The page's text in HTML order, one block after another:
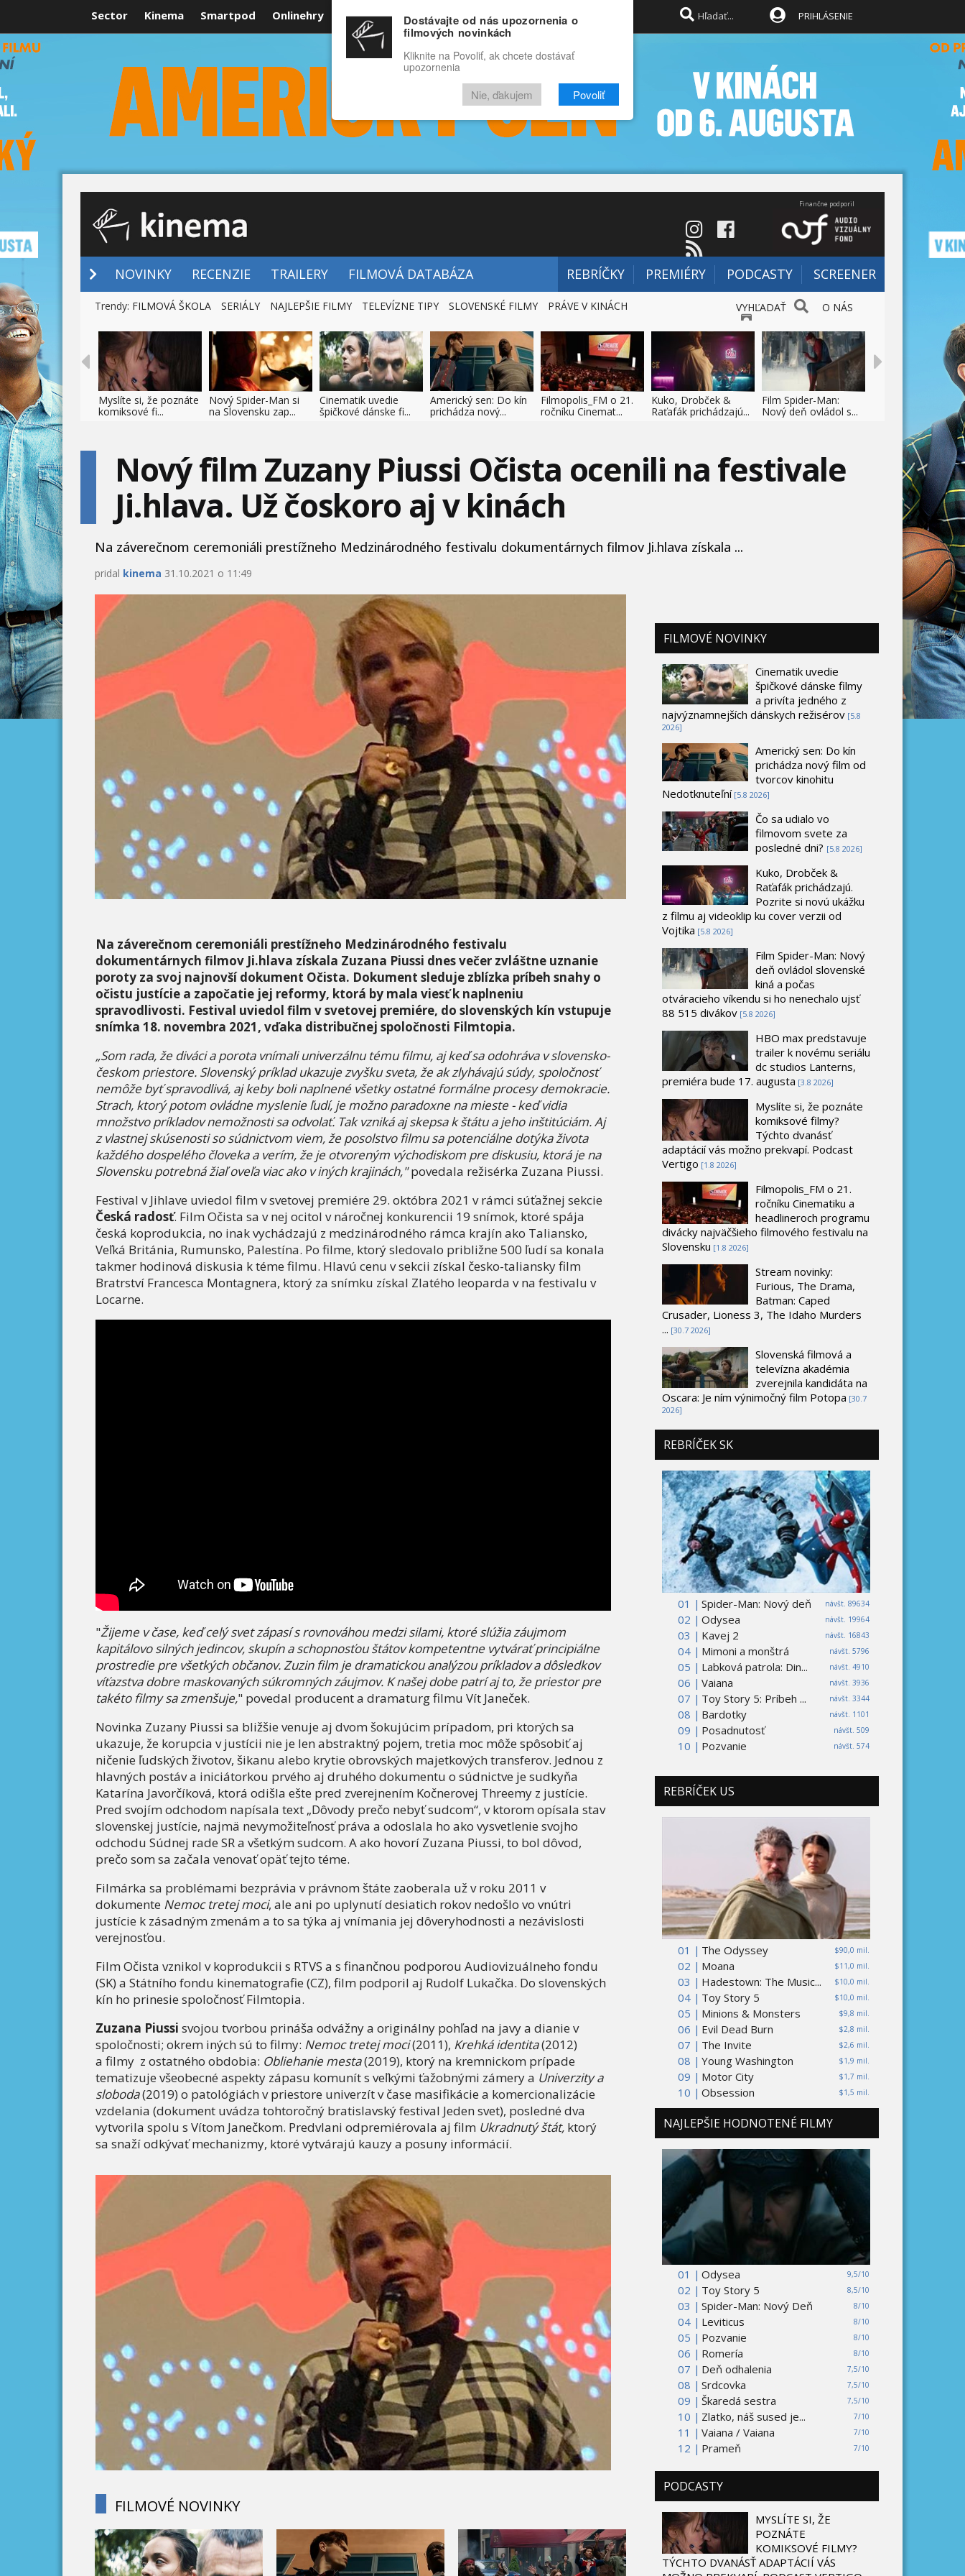
Sector Kinema Smartpod Onlinehry Rozprávky Funny Docu
RECENZIE VIDEÁ FILMY
PRIHLÁSENIE
Finančne podporil
NOVINKY RECENZIE TRAILERY FILMOVÁ DATABÁZA REBRÍČKY PREMIÉRY PODCASTY SCREENER
VYHĽADAŤ O NÁS
Trendy: FILMOVÁ ŠKOLA SERIÁLY NAJLEPŠIE FILMY TELEVÍZNE TIPY SLOVENSKÉ FILMY PRÁVE V KINÁCH
Myslíte si, že poznáte
komiksové fi...
Nový Spider-Man si
na Slovensku zap...
Cinematik uvedie
špičkové dánske fi...
Americký sen: Do kín
prichádza nový...
Filmopolis_FM o 21.
ročníku Cinemat...
Kuko, Drobček &
Raťafák prichádzajú...
Film Spider-Man:
Nový deň ovládol s...
Nový film Zuzany Piussi Očista ocenili na festivale
Ji.hlava. Už čoskoro aj v kinách
Na záverečnom ceremoniáli prestížneho Medzinárodného festivalu dokumentárnych filmov Ji.hlava získala ...
pridal kinema 31.10.2021 o 11:49
Na záverečnom ceremoniáli prestížneho Medzinárodného festivalu
dokumentárnych filmov Ji.hlava získala Zuzana Piussi dnes večer zvláštne uznanie
poroty za svoj najnovší dokument Očista. Dokument sleduje zblízka príbeh snahy o
očistu justície a započatie jej reformy, ktorá by mala viesť k naplneniu
spravodlivosti. Festival uviedol film v svetovej premiére, do slovenských kín vstupuje
snímka 18. novembra 2021, vďaka distribučnej spoločnosti Filmtopia.
„Som rada, že diváci a porota vnímali univerzálnu tému filmu, aj keď sa odohráva v slovensko-
českom priestore. Slovenský príklad ukazuje zvyšku sveta, že ak zlyhávajú súdy, spoločnosť
nemôže byť spravodlivá, aj keby boli naplnené všetky ostatné formálne procesy demokracie.
Strach, ktorý potom ovládne myslenie ľudí, je možno paradoxne na mieste - keď vidia
množstvo príkladov nemožnosti sa odvolať. Tak vzniká aj skepsa k štátu a jeho inštitúciám. Aj
z vlastnej skúsenosti so súdnictvom viem, že posolstvo filmu sa potenciálne dotýka života
každého dospelého človeka a verím, že je otvoreným východiskom pre diskusiu, ktorá je na
Slovensku potrebná žiaľ oveľa viac ako v iných krajinách,"povedala režisérka Zuzana Piussi.
Festival v Jihlave uviedol film v svetovej premiére 29. októbra 2021 v rámci súťažnej sekcie
Česká radosť. Film Očista sa v nej ocitol v náročnej konkurencii 19 snímok, ktoré spája
česká koprodukcia, no inak vychádzajú z medzinárodného rámca krajín ako Taliansko,
Veľká Británia, Rumunsko, Palestína. Po filme, ktorý sledovalo približne 500 ľudí sa konala
takmer hodinová diskusia k téme filmu. Hlavú cenu v sekcii získal česko-taliansky film
Bratrství Francesca Montagnera, ktorý za snímku získal Zlatého leoparda v na festivalu v
Locarne.
"Žijeme v čase, keď celý svet zápasí s rovnováhou medzi silami, ktoré slúžia záujmom
kapitálovo silných jedincov, skupín a schopnosťou štátov kompetentne vytvárať principiálne
prostredie pre všetkých občanov. Zuzin film je dramatickou analýzou príkladov a dôsledkov
víťazstva dobre maskovaných súkromných záujmov. K našej dobe patrí aj to, že priestor pre
takéto filmy sa zmenšuje," povedal producent a dramaturg filmu Vít Janeček.
Novinka Zuzany Piussi sa bližšie venuje aj dvom šokujúcim prípadom, pri ktorých sa
ukazuje, že korupcia v justícii nie je len abstraktný pojem, tretia moc môže spôsobiť aj
ničenie ľudských životov, šikanu alebo krytie obrovských majetkových transferov. Jednou z
hlavných postáv a iniciátorkou prvého aj druhého dokumentu o súdnictve je sudkyňa
Katarína Javorčíková, ktorá odišla ešte pred zverejnením Kočnerovej Threemy z justície.
Pred svojím odchodom napísala text „Dôvody prečo nebyť sudcom“, v ktorom opísala stav
slovenskej justície, najmä nevymožiteľnosť práva a odoslala ho ako vysvetlenie svojho
odchodu Súdnej rade SR a všetkým sudcom. A ako hovorí Zuzana Piussi, to bol dôvod,
prečo som sa začala venovať opäť tejto téme.
Filmárka sa problémami bezprávia v právnom štáte zaoberala už v roku 2011 v
dokumente Nemoc tretej moci, ale ani po uplynutí desiatich rokov nedošlo vo vnútri
justície k zásadným zmenám a to sa týka aj vnímania jej dôveryhodnosti a nezávislosti
verejnosťou.
Film Očista vznikol v koprodukcii s RTVS a s finančnou podporou Audiovizuálneho fondu
(SK) a Státního fondu kinematografie (CZ), film podporil aj Rudolf Lukačka. Do slovenských
kín ho prinesie spoločnosť Filmtopia.
Zuzana Piussi svojou tvorbou prináša odvážny a originálny pohľad na javy a dianie v
spoločnosti; okrem iných sú to filmy: Nemoc tretej moci(2011), Krehká identita(2012)
a filmy z ostatného obdobia: Obliehanie mesta(2019), ktorý na kremnickom prípade
tematizuje všeobecné aspekty zápasu komunít s veľkými ťažobnými zámery a Univerzity a
sloboda(2019) o patológiách v priestore univerzít v čase masifikácie a komercionalizácie
vzdelania (dokument uvádza tohtoročný bratislavský festival Jeden svet), posledné dva
vytvorila spolu s Vítom Janečkom. Predvlani odpremiérovala aj film Ukradnutý štát, ktorý
sa snaží odkývať mechanizmy, ktoré vytvárajú kauzy a posuny informácií.
FILMOVÉ NOVINKY
FILMOVÉ NOVINKY
Cinematik uvedie
špičkové dánske filmy
a privíta jedného z
najvýznamnejších dánskych režisérov [5.8
2026]
Americký sen: Do kín
prichádza nový film od
tvorcov kinohitu
Nedotknuteľní [5.8 2026]
Čo sa udialo vo
filmovom svete za
posledné dni? [5.8 2026]
Kuko, Drobček &
Raťafák prichádzajú.
Pozrite si novú ukážku
z filmu aj videoklip ku cover verzii od
Vojtika [5.8 2026]
Film Spider-Man: Nový
deň ovládol slovenské
kiná a počas
otváracieho víkendu si ho nenechalo ujsť
88 515 divákov [5.8 2026]
HBO max predstavuje
trailer k novému seriálu
dc studios Lanterns,
premiéra bude 17. augusta [3.8 2026]
Myslíte si, že poznáte
komiksové filmy?
Týchto dvanásť
adaptácií vás možno prekvapí. Podcast
Vertigo [1.8 2026]
Filmopolis_FM o 21.
ročníku Cinematiku a
headlineroch programu
divácky najväčšieho filmového festivalu na
Slovensku [1.8 2026]
Stream novinky:
Furious, The Drama,
Batman: Caped
Crusader, Lioness 3, The Idaho Murders
... [30.7 2026]
Slovenská filmová a
televízna akadémia
zverejnila kandidáta na
Oscara: Je ním výnimočný film Potopa [30.7
2026]
REBRÍČEK SK
01 | návšt. 89634
Spider-Man: Nový deň
02 |
návšt. 19964
Odysea
03 |
návšt. 16843
Kavej 2
04 |
návšt. 5796
Mimoni a monštrá
05 |
návšt. 4910
Labková patrola: Din...
06 |
návšt. 3936
Vaiana
07 |
návšt. 3344
Toy Story 5: Príbeh ...
08 |
návšt. 1101
Bardotky
09 |
návšt. 509
Posadnutosť
10 |
návšt. 574
Pozvanie
REBRÍČEK US
01 | $90,0 mil.
The Odyssey
02 |
$11,0 mil.
Moana
03 |
$10,0 mil.
Hadestown: The Music...
04 |
$10,0 mil.
Toy Story 5
05 |
$9,8 mil.
Minions & Monsters
06 |
$2,8 mil.
Evil Dead Burn
07 |
$2,6 mil.
The Invite
08 |
$1,9 mil.
Young Washington
09 |
$1,7 mil.
Motor City
10 |
$1,5 mil.
Obsession
NAJLEPŠIE HODNOTENÉ FILMY
01 | 9,5/10
Odysea
02 |
8,5/10
Toy Story 5
03 |
8/10
Spider-Man: Nový Deň
04 |
8/10
Leviticus
05 |
8/10
Pozvanie
06 |
8/10
Romería
07 |
7,5/10
Deň odhalenia
08 |
7,5/10
Srdcovka
09 |
7,5/10
Škaredá sestra
10 |
7/10
Zlatko, náš sused je...
11 |
7/10
Vaiana / Vaiana
12 |
7/10
Prameň
PODCASTY
MYSLÍTE SI, ŽE
POZNÁTE
KOMIKSOVÉ FILMY?
TÝCHTO DVANÁSŤ ADAPTÁCIÍ VÁS
Dostávajte od nás upozornenia o
filmových novinkách
Kliknite na Povoliť, ak chcete dostávať
upozornenia
Nie, ďakujem Povoliť